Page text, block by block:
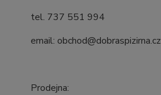
tel. 737 551 994
email: obchod@dobraspizirna.cz
Prodejna: